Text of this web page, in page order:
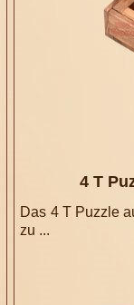
4 T
Das 4 T Puzzle
zu ...